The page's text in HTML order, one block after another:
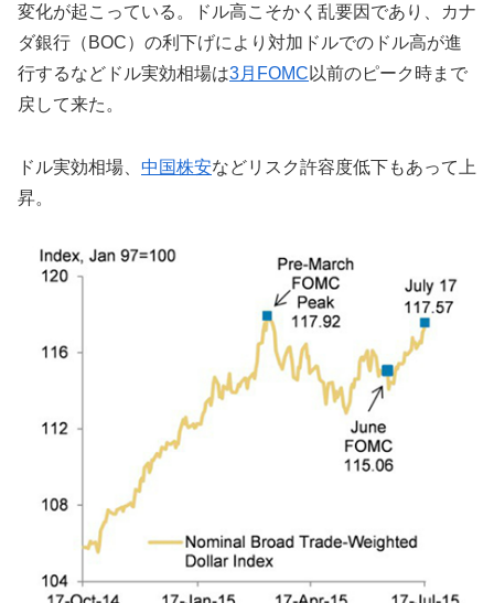
変化が起こっている。ドル高こそかく乱要因であり、カナ
ダ銀行（BOC）の利下げにより対加ドルでのドル高が進
行するなどドル実効相場は3月FOMC 以前のピーク時まで
戻して来た。
ドル実効相場、 中国株安などリスク許容度低下もあって上
昇。